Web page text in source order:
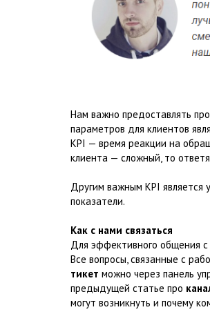
Нам важно предоставлять
параметров для клиентов
KPI — время реакции на
клиента — сложный, то
Другим важным KPI является
показатели.
Как с нами связаться
Для эффективного общения
Все вопросы, связанные с
тикет можно через панель
предыдущей статье про
могут возникнуть и почему